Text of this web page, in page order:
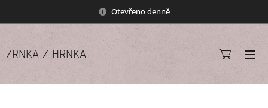
Otevřeno denně
ZRNKA Z HRNKA